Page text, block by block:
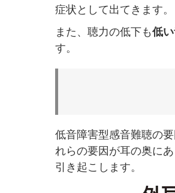
症状として出てきます。
また、聴力の低下も低
す。
低音障害型感音難聴の
れらの要因が耳の奥に
引き起こします。